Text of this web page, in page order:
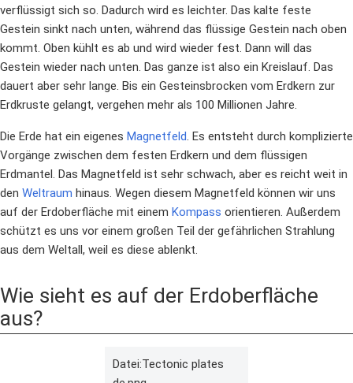
verflüssigt sich so. Dadurch wird es leichter. Das kalte feste
Gestein sinkt nach unten, während das flüssige Gestein nach oben
kommt. Oben kühlt es ab und wird wieder fest. Dann will das
Gestein wieder nach unten. Das ganze ist also ein Kreislauf. Das
dauert aber sehr lange. Bis ein Gesteinsbrocken vom Erdkern zur
Erdkruste gelangt, vergehen mehr als 100 Millionen Jahre.
Die Erde hat ein eigenes Magnetfeld. Es entsteht durch komplizierte
Vorgänge zwischen dem festen Erdkern und dem flüssigen
Erdmantel. Das Magnetfeld ist sehr schwach, aber es reicht weit in
den Weltraum hinaus. Wegen diesem Magnetfeld können wir uns
auf der Erdoberfläche mit einem Kompass orientieren. Außerdem
schützt es uns vor einem großen Teil der gefährlichen Strahlung
aus dem Weltall, weil es diese ablenkt.
Wie sieht es auf der Erdoberfläche
aus?
Datei:Tectonic plates